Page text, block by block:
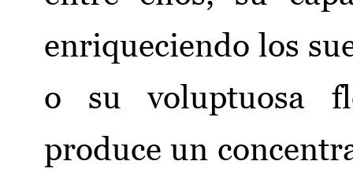
enriqueciendo los
o su voluptuosa
produce un